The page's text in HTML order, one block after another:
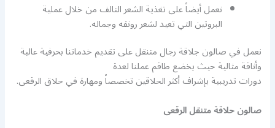
نعمل أيضاً على تغذية الشعر التالف من خلال عملية
البروتين التي تعيد لشعر رونقه وجماله.
نعمل في صالون جلاقة رجال متنقل على تقديم خدماتنا بحرفية عالية
وأناقة مثالية حيث يخضع طاقم عملنا لعدة
دورات تدريبية بإشراف أكثر الحلاقين تخصصاً ومهارة في حلاق الرقعى.
صالون حلاقة متنقل الرقعى